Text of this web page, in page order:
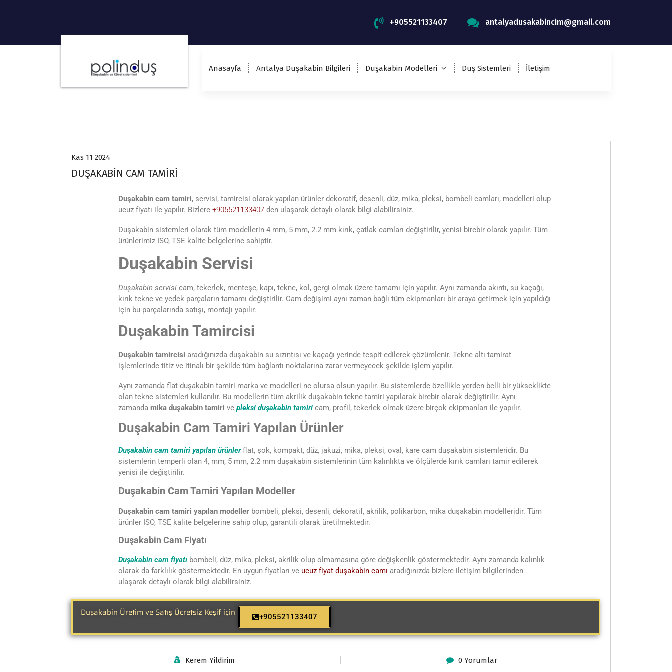
+905521133407 antalyadusakabincim@gmail.com
Anasayfa Antalya Duşakabin Bilgileri Duşakabin Modelleri Duş Sistemleri İletişim
Kas 11 2024
DUŞAKABİN CAM TAMİRİ
Duşakabin cam tamiri, servisi, tamircisi olarak yapılan ürünler dekoratif, desenli, düz, mika, pleksi, bombeli camları, modelleri olup
ucuz fiyatı ile yapılır. Bizlere +905521133407 den ulaşarak detaylı olarak bilgi alabilirsiniz.
Duşakabin sistemleri olarak tüm modellerin 4 mm, 5 mm, 2.2 mm kırık, çatlak camları değiştirilir, yenisi birebir olarak yapılır. Tüm
ürünlerimiz ISO, TSE kalite belgelerine sahiptir.
Duşakabin Servisi
Duşakabin servisi cam, tekerlek, menteşe, kapı, tekne, kol, gergi olmak üzere tamamı için yapılır. Aynı zamanda akıntı, su kaçağı,
kırık tekne ve yedek parçaların tamamı değiştirilir. Cam değişimi aynı zaman bağlı tüm ekipmanları bir araya getirmek için yapıldığı
için bu parçalarında satışı, montajı yapılır.
Duşakabin Tamircisi
Duşakabin tamircisi aradığınızda duşakabin su sızıntısı ve kaçağı yerinde tespit edilerek çözümlenir. Tekne altı tamirat
işlemlerinde titiz ve itinalı bir şekilde tüm bağlantı noktalarına zarar vermeyecek şekilde işlem yapılır.
Aynı zamanda flat duşakabin tamiri marka ve modelleri ne olursa olsun yapılır. Bu sistemlerde özellikle yerden belli bir yükseklikte
olan tekne sistemleri kullanılır. Bu modellerin tüm akrilik duşakabin tekne tamiri yapılarak birebir olarak değiştirilir. Aynı
zamanda mika duşakabin tamiri ve pleksi duşakabin tamiri cam, profil, tekerlek olmak üzere birçok ekipmanları ile yapılır.
Duşakabin Cam Tamiri Yapılan Ürünler
Duşakabin cam tamiri yapılan ürünlerflat, şok, kompakt, düz, jakuzi, mika, pleksi, oval, kare cam duşakabin sistemleridir. Bu
sistemlerin temperli olan 4, mm, 5 mm, 2.2 mm duşakabin sistemlerinin tüm kalınlıkta ve ölçülerde kırık camları tamir edilerek
yenisi ile değiştirilir.
Duşakabin Cam Tamiri Yapılan Modeller
Duşakabin cam tamiri yapılan modeller bombeli, pleksi, desenli, dekoratif, akrilik, polikarbon, mika duşakabin modelleridir. Tüm
ürünler ISO, TSE kalite belgelerine sahip olup, garantili olarak üretilmektedir.
Duşakabin Cam Fiyatı
Duşakabin cam fiyatı bombeli, düz, mika, pleksi, akrilik olup olmamasına göre değişkenlik göstermektedir. Aynı zamanda kalınlık
olarak da farklılık göstermektedir. En uygun fiyatları ve ucuz fiyat duşakabin camı aradığınızda bizlere iletişim bilgilerinden
ulaşarak detaylı olarak bilgi alabilirsiniz.
Duşakabin Üretim ve Satış Ücretsiz Keşif için +905521133407
Kerem Yildirim 0 Yorumlar